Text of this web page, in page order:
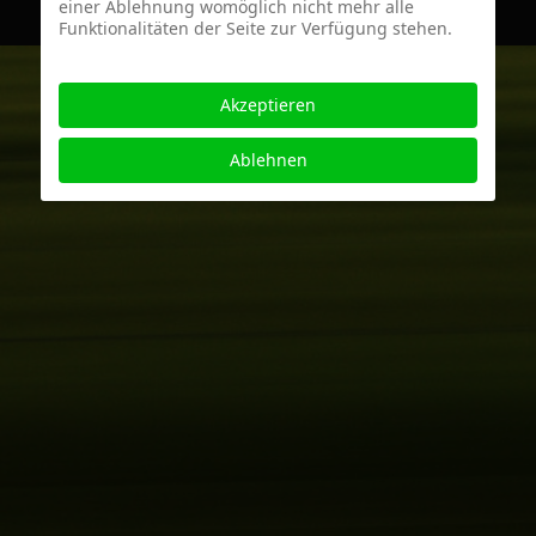
einer Ablehnung womöglich nicht mehr alle
Funktionalitäten der Seite zur Verfügung stehen.
Akzeptieren
Ablehnen